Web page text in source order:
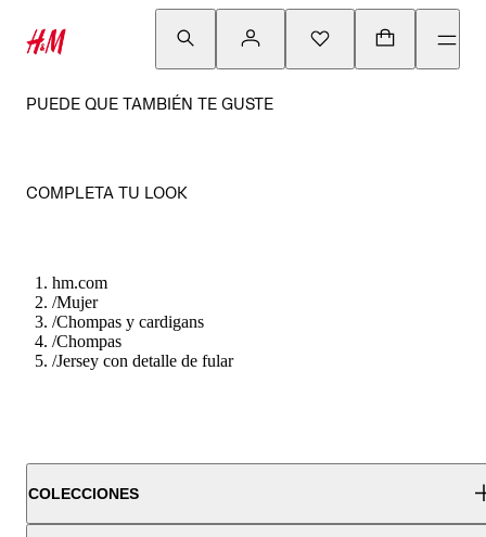
PUEDE QUE TAMBIÉN TE GUSTE
COMPLETA TU LOOK
hm.com
/Mujer
/Chompas y cardigans
/Chompas
/Jersey con detalle de fular
COLECCIONES